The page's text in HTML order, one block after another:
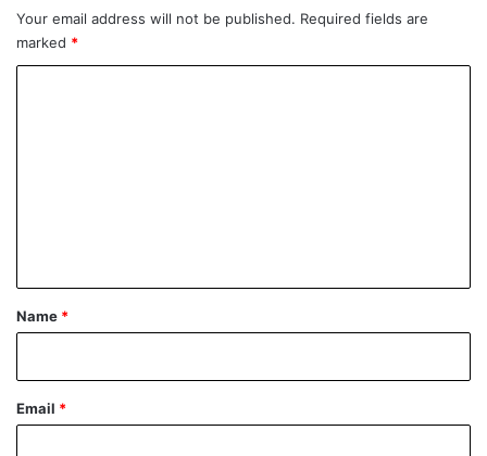
u
r
d
Your email address will not be published. Required fields are
marked *
*
Name *
Email *